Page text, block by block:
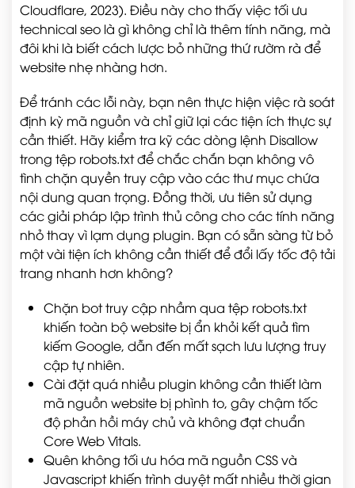
Cloudflare, 2023). Điều này cho thấy việc tối ưu
technical seo là gì không chỉ là thêm tính năng, mà
đôi khi là biết cách lược bỏ những thứ rườm rà để
website nhẹ nhàng hơn.
Để tránh các lỗi này, bạn nên thực hiện việc rà soát
định kỳ mã nguồn và chỉ giữ lại các tiện ích thực sự
cần thiết. Hãy kiểm tra kỹ các dòng lệnh Disallow
trong tệp robots.txt để chắc chắn bạn không vô
tình chặn quyền truy cập vào các thư mục chứa
nội dung quan trọng. Đồng thời, ưu tiên sử dụng
các giải pháp lập trình thủ công cho các tính năng
nhỏ thay vì lạm dụng plugin. Bạn có sẵn sàng từ bỏ
một vài tiện ích không cần thiết để đổi lấy tốc độ tải
trang nhanh hơn không?
Chặn bot truy cập nhầm qua tệp robots.txt
khiến toàn bộ website bị ẩn khỏi kết quả tìm
kiếm Google, dẫn đến mất sạch lưu lượng truy
cập tự nhiên.
Cài đặt quá nhiều plugin không cần thiết làm
mã nguồn website bị phình to, gây chậm tốc
độ phản hồi máy chủ và không đạt chuẩn
Core Web Vitals.
Quên không tối ưu hóa mã nguồn CSS và
Javascript khiến trình duyệt mất nhiều thời gian